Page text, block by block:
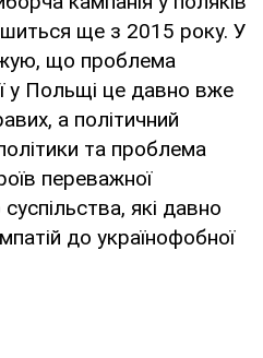
ще з 2015 року. У
що проблема
у Польщі це давно вже
а політичний
та проблема
переважної
які давно
до українофобної